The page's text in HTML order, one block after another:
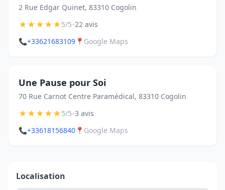
2 Rue Edgar Quinet, 83310 Cogolin
★★★★★5/5•22 avis
📞+33621683109 📍 Google Maps
Une Pause pour Soi
70 Rue Carnot Centre Paramédical, 83310 Cogolin
★★★★★5/5•3 avis
📞+33618156840 📍 Google Maps
Localisation